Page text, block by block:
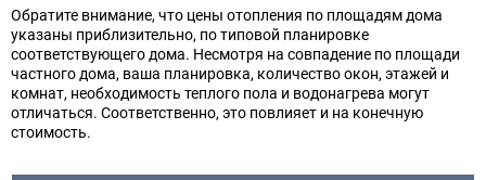
Обратите внимание, что цены отопления по площадям дома
указаны приблизительно, по типовой планировке
соответствующего дома. Несмотря на совпадение по площади
частного дома, ваша планировка, количество окон, этажей и
комнат, необходимость теплого пола и водонагрева могут
отличаться. Соответственно, это повлияет и на конечную
стоимость.